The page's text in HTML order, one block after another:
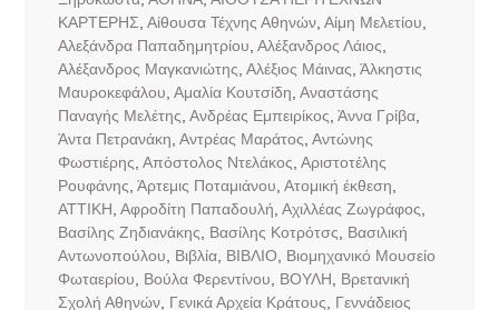
ΚΑΡΤΕΡΗΣ Αίθουσα Τέχνης Αθηνών, Αίμη Μελετίου
Αλεξάνδρα Παπαδημητρίου Αλέξανδρος Λάιος
Αλέξανδρος Μαγκανιώτης Αλέξιος Μάινας Άλκηστις
Μαυροκεφάλου Αμαλία Κουτσίδη Αναστάσης
Παναγής Μελέτης Ανδρέας Εμπειρίκος Άννα Γρίβα,
Άντα Πετρανάκη Αντρέας Μαράτος Αντώνης
Φωστιέρης Απόστολος Ντελάκος Αριστοτέλης
Ρουφάνης Άρτεμις Ποταμιάνου Ατομική έκθεση
ΑΤΤΙΚΗ Αφροδίτη Παπαδουλή Αχιλλέας Ζωγράφος
Βασίλης Ζηδιανάκης
Βασίλης Κοτρότσς
Βασιλική
Αντωνοπούλου
Βιβλία, ΒΙΒΛΙΟ
Βιομηχανικό Μουσείο
Φωταερίου
Βούλα Φερεντίνου ΒΟΥΛΗ
Βρετανική
Σχολή Αθηνών, Γενικά Αρχεία Κράτους
Γεννάδειος